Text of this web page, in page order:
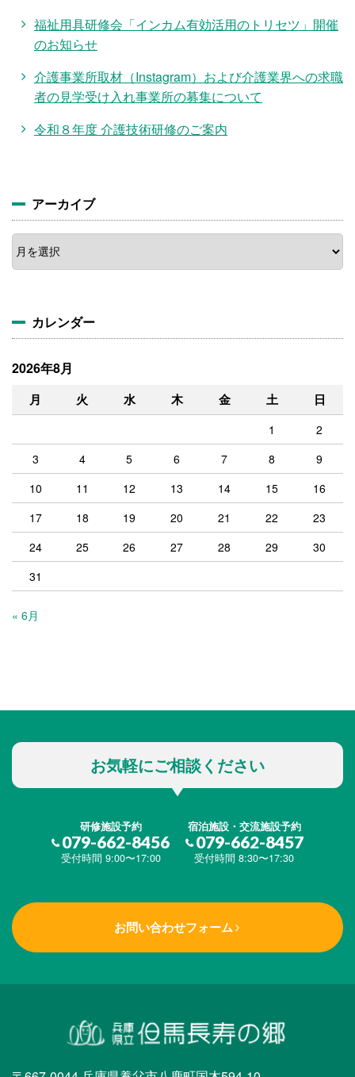
福祉用具研修会「インカム有効活用のトリセツ」開催
のお知らせ
介護事業所取材（Instagram）および介護業界への求職
者の見学受け入れ事業所の募集について
令和８年度 介護技術研修のご案内
アーカイブ
ア
ー
カ
カレンダー
2026年8月
月 火 水 木 金 土 日
1
2
3
4 5 6 7 8
9
10
11 12 13 14 15
16
17
18 19 20 21 22
23
24
25 26 27 28 29
30
31
« 6月
お気軽にご相談ください
研修施設予約
079-662-8456
受付時間 9:00〜17:00
宿泊施設・交流施設予約
079-662-8457
受付時間 8:30〜17:30
お問い合わせフォーム